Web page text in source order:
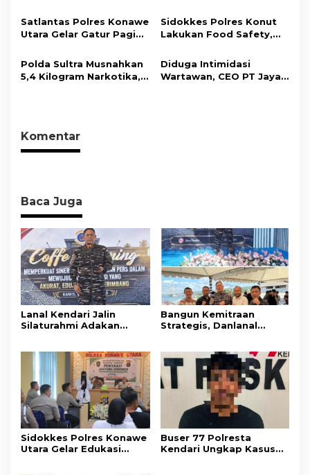
Koroner, Tingkatkan
Kesadaran Personel
akan Pentingnya Hidup
Hasil Curian Berhasil
Diamankan
Satlantas Polres Konawe
Utara Gelar Gatur Pagi
Ciptakan Kamseltibcar
Lantas dan Pelayanan
Masyarakat
Sidokkes Polres Konut
Lakukan Food Safety,
Memenuhi Standar
Keamanan Dan Layak
Polda Sultra Musnahkan
5,4 Kilogram Narkotika,
Diduga Intimidasi
Wartawan, CEO PT Jaya
Komentar
Baca Juga
Lanal Kendari Jalin
Silaturahmi Adakan
Bangun Kemitraan
Strategis, Danlanal
Objektif dan Berimbang
Sidokkes Polres Konawe
Utara Gelar Edukasi
Buser 77 Polresta
Kendari Ungkap Kasus